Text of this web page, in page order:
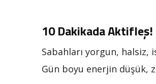
10 Dakikada Aktifleş!
Sabahları yorgun, halsiz,
Gün boyu enerjin düşük,